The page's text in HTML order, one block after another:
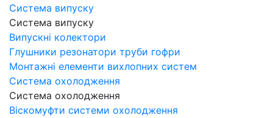
Система випуску
Система випуску
Випускні колектори
Глушники резонатори труби гофри
Монтажні елементи вихлопних систем
Система охолодження
Система охолодження
Віскомуфти системи охолодження